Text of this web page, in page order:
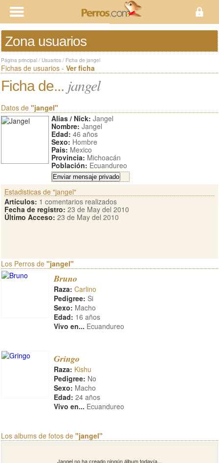
Zona usuarios
Página principal / Usuarios / Ficha de jangel
Fichas de usuarios - Ver ficha
Ficha de... jangel
Datos de "jangel"
Alias / Nick: Jangel
Nombre: Jangel
Edad: 46 años
Sexo: Hombre
Pais: Mexico
Provincia: Michoacán
Población: Ecuandureo
Estadisticas de "jangel"
Artículos: 1 comentarios realizados
Fecha de registro: 23 de May del 2010
Último Acceso: 23 de May del 2010
Los Perros de "jangel"
Bruno
Raza: Carlino
Pedigree: Si
Sexo: Macho
Edad: 16 años
Vivo en... Ecuandureo
Gringo
Raza: Kishu
Pedigree: No
Sexo: Macho
Edad: 24 años
Vivo en... Ecuandureo
Los albums de fotos de "jangel"
Jangel no ha creado ningún álbum todavía...